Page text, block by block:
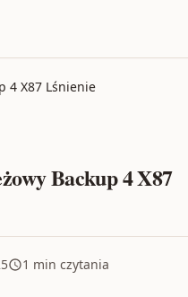
4 X87 Lśnienie
Backup 4 X87
1 min czytania